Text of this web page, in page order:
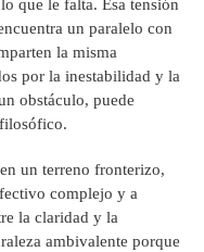
que le falta. Esa tensión
un paralelo con
la misma
por la inestabilidad y la
obstáculo, puede
un terreno fronterizo,
complejo y a
la claridad y la
ambivalente porque